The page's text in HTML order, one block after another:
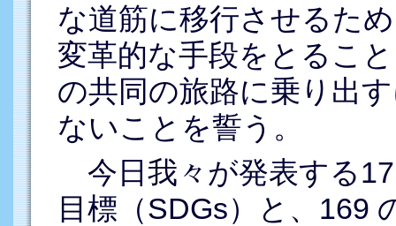
な道筋に移行させるた
変革的な手段をとるこ
の共同の旅路に乗り出
ないことを誓う。
今日我々が発表する
目標（SDGs）と、169